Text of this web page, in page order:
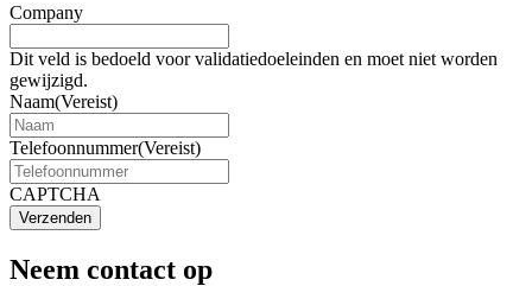
Company
Dit veld is bedoeld voor validatiedoeleinden en moet niet worden
gewijzigd.
Naam(Vereist)
Telefoonnummer(Vereist)
CAPTCHA
Verzenden
Neem contact op